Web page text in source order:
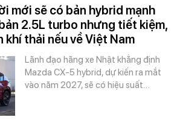
mới sẽ có bản hybrid mạnh
2.5L turbo nhưng tiết kiệm,
khí thải nếu về Việt Nam
Lãnh đạo hãng xe Nhật khẳng định
Mazda CX-5 hybrid, dự kiến ra mắt
vào năm 2027, sẽ có hiệu suất…